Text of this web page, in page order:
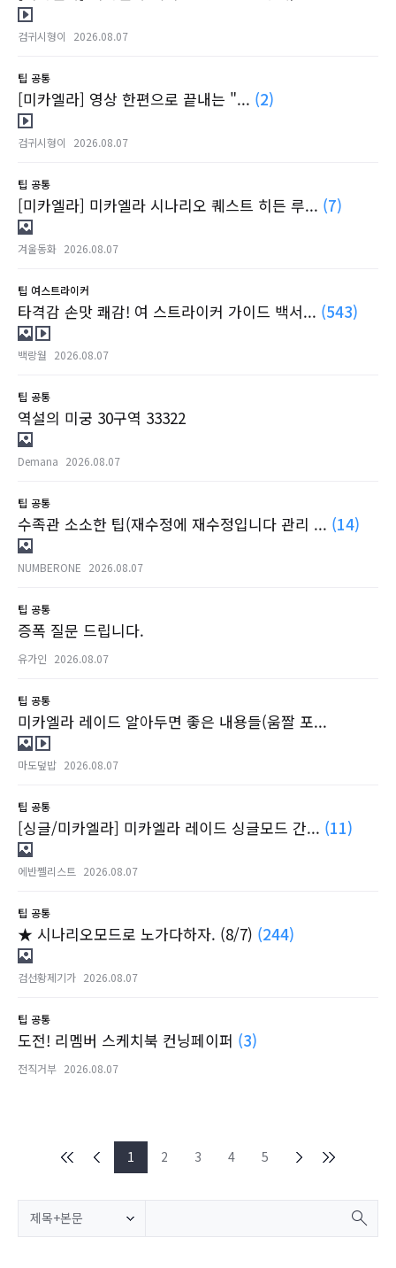
검귀시형이 2026.08.07
팁 공통
[미카엘라] 영상 한편으로 끝내는 "... (2)
검귀시형이 2026.08.07
팁 공통
[미카엘라] 미카엘라 시나리오 퀘스트 히든 루... (7)
겨울동화 2026.08.07
팁 여스트라이커
타격감 손맛 쾌감! 여 스트라이커 가이드 백서... (543)
백랑월 2026.08.07
팁 공통
역설의 미궁 30구역 33322
Demana 2026.08.07
팁 공통
수족관 소소한 팁(재수정에 재수정입니다 관리 ... (14)
NUMBERONE 2026.08.07
팁 공통
증폭 질문 드립니다.
유가인 2026.08.07
팁 공통
미카엘라 레이드 알아두면 좋은 내용들(움짤 포...
마도덮밥 2026.08.07
팁 공통
[싱글/미카엘라] 미카엘라 레이드 싱글모드 간... (11)
에반쩰리스트 2026.08.07
팁 공통
★ 시나리오모드로 노가다하자. (8/7) (244)
검선황제기가 2026.08.07
팁 공통
도전! 리멤버 스케치북 컨닝페이퍼 (3)
전직거부 2026.08.07
1 2 3 4 5
제목+본문